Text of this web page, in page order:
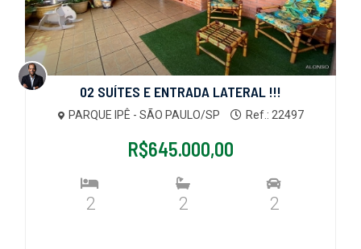
02 SUÍTES E ENTRADA LATERAL !!!
PARQUE IPÊ - SÃO PAULO/SP Ref.: 22497
R$645.000,00
2 2 2